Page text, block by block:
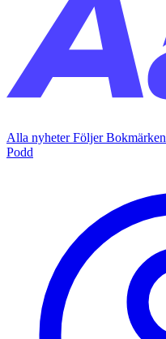
Alla nyheterFöljerBokmärken
Podd